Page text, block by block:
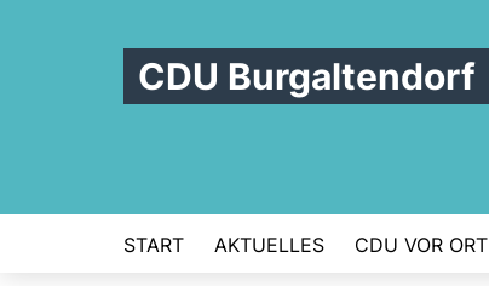
CDU Burgaltendorf
START AKTUELLES CDU VOR ORT